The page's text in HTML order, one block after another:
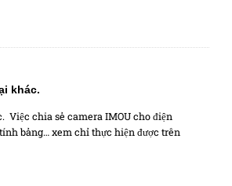
khác.
Việc chia sẻ camera IMOU cho điện
bảng… xem chỉ thực hiện được trên